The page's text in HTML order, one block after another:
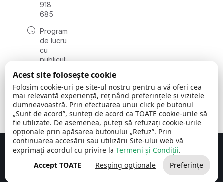
918
685
Program
de lucru
cu
publicul:
08:00 -
16:30
, vineri:
08:00 -
14:00
Comuna Cerchezu © 2026Toate drepturile rezervate
Concept realizat de Big Media Relații Publice SRL
Acest site folosește cookie
Folosim cookie-uri pe site-ul nostru pentru a vă oferi cea
mai relevantă experiență, reținând preferințele și vizitele
dumneavoastră. Prin efectuarea unui click pe butonul
„Sunt de acord”, sunteți de acord ca TOATE cookie-urile să
fie utilizate. De asemenea, puteți să refuzați cookie-urile
opționale prin apăsarea butonului „Refuz”. Prin
continuarea accesării sau utilizării Site-ului web vă
exprimați acordul cu privire la Termeni și Condiții.
Accept TOATE
Resping opționale Preferințe